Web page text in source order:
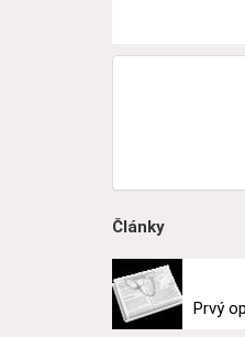
Články
Prvý